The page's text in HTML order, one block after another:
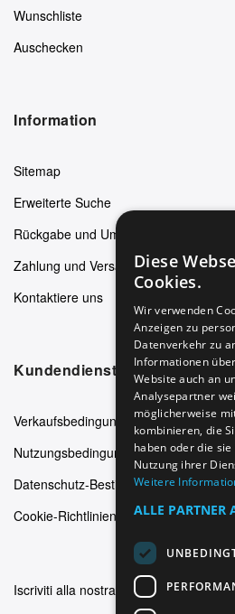
Wunschliste
Auschecken
Information
Sitemap
Erweiterte Suche
Rückgabe und Umtausch
Zahlung und Versand
Kontaktiere uns
Kundendienst
Verkaufsbedingungen
Nutzungsbedingungen
Datenschutz-Bestimmungen
Cookie-Richtlinien
Iscriviti alla nostra newsletter
Diese
Cookies.
Wir verwenden
Anzeigen zu
Datenverkehr zu
Informationen
Website auch an
Analysepartner
möglicherweise
kombinieren, die
haben oder die
Nutzung ihrer
Weitere
ALLE PARTNER